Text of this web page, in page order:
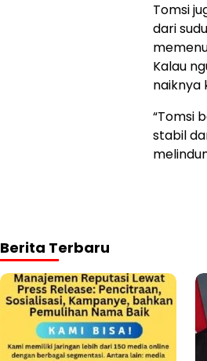
Tomsi
dari
Kalau
naiknya
“Tomsi
stabil
Berita Terbaru